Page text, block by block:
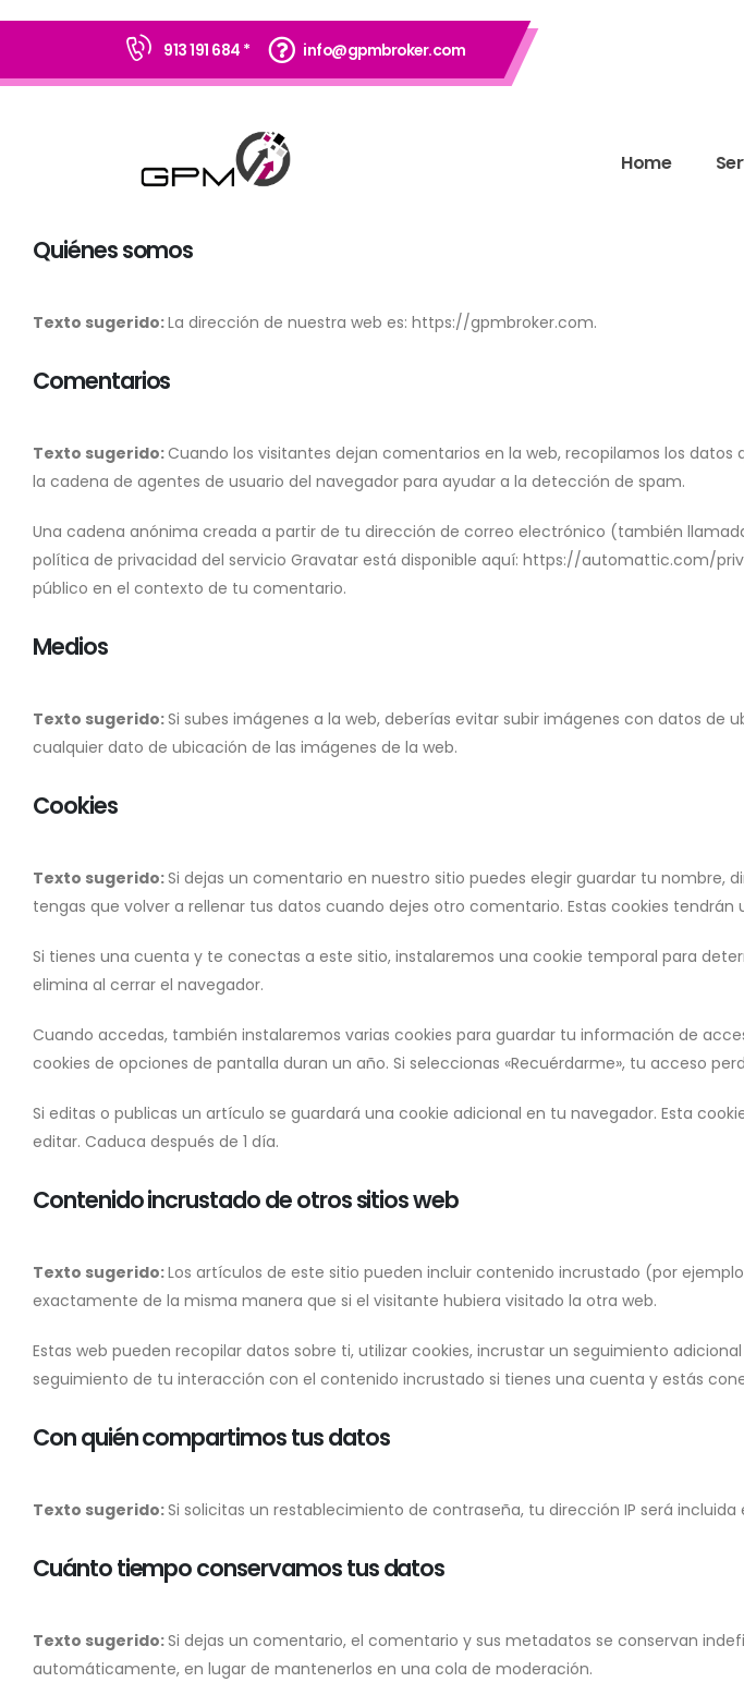
913 191 684 * info@gpmbroker.com
Home
Quiénes somos
Texto sugerido:La dirección de nuestra web es: https://gpmbroker.com.
Comentarios
Texto sugerido:Cuando los visitantes dejan comentarios en la web, recopilamos los
la cadena de agentes de usuario del navegador para ayudar a la detección de spam.
Una cadena anónima creada a partir de tu dirección de correo electrónico (también
política de privacidad del servicio Gravatar está disponible aquí: https://automattic.com/
público en el contexto de tu comentario.
Medios
Texto sugerido:Si subes imágenes a la web, deberías evitar subir imágenes con datos de
cualquier dato de ubicación de las imágenes de la web.
Cookies
Texto sugerido:Si dejas un comentario en nuestro sitio puedes elegir guardar tu nombre,
tengas que volver a rellenar tus datos cuando dejes otro comentario. Estas cookies tendrán
Si tienes una cuenta y te conectas a este sitio, instalaremos una cookie temporal para
elimina al cerrar el navegador.
Cuando accedas, también instalaremos varias cookies para guardar tu información de
cookies de opciones de pantalla duran un año. Si seleccionas «Recuérdarme», tu acceso
Si editas o publicas un artículo se guardará una cookie adicional en tu navegador. Esta
editar. Caduca después de 1 día.
Contenido incrustado de otros sitios web
Texto sugerido:Los artículos de este sitio pueden incluir contenido incrustado (por
exactamente de la misma manera que si el visitante hubiera visitado la otra web.
Estas web pueden recopilar datos sobre ti, utilizar cookies, incrustar un seguimiento
seguimiento de tu interacción con el contenido incrustado si tienes una cuenta y estás
Con quién compartimos tus datos
Texto sugerido:Si solicitas un restablecimiento de contraseña, tu dirección IP será
Cuánto tiempo conservamos tus datos
Texto sugerido:Si dejas un comentario, el comentario y sus metadatos se conservan
automáticamente, en lugar de mantenerlos en una cola de moderación.